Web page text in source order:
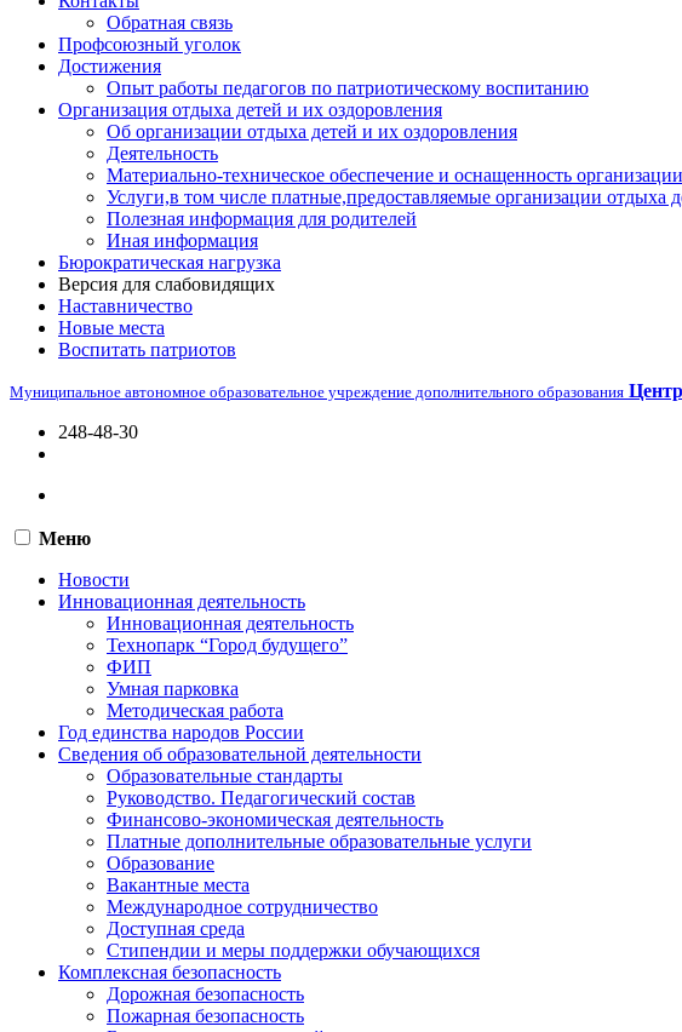
Обратная связь
Профсоюзный уголок
Достижения
Опыт работы педагогов по патриотическому воспитанию
Организация отдыха детей и их оздоровления
Об организации отдыха детей и их оздоровления
Деятельность
Материально-техническое обеспечение и оснащенность
Услуги,в том числе платные,предоставляемые организации отдыха
Полезная информация для родителей
Иная информация
Бюрократическая нагрузка
Версия для слабовидящих
Наставничество
Новые места
Воспитать патриотов
Муниципальное автономное образовательное учреждение дополнительного образования
248-48-30
Меню
Новости
Инновационная деятельность
Инновационная деятельность
Технопарк “Город будущего”
ФИП
Умная парковка
Методическая работа
Год единства народов России
Сведения об образовательной деятельности
Образовательные стандарты
Руководство. Педагогический состав
Финансово-экономическая деятельность
Платные дополнительные образовательные услуги
Образование
Вакантные места
Международное сотрудничество
Доступная среда
Стипендии и меры поддержки обучающихся
Комплексная безопасность
Дорожная безопасность
Пожарная безопасность